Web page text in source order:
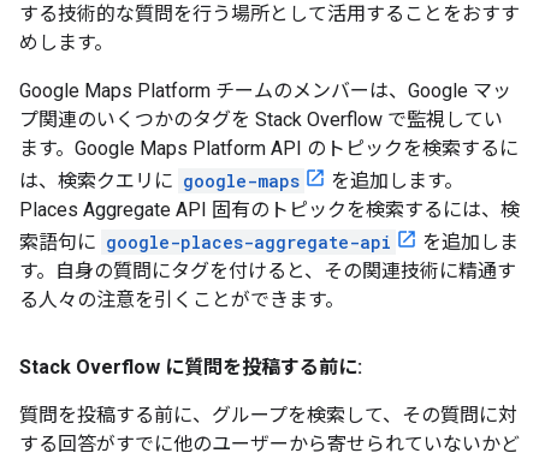
する技術的な質問を行う場所として活用することをおすす
めします。
Google Maps Platform チームのメンバーは、Google マッ
プ関連のいくつかのタグを Stack Overflow で監視してい
ます。Google Maps Platform API のトピックを検索するに
は、検索クエリに google-maps
を追加します。
Places Aggregate API 固有のトピックを検索するには、検
索語句に google-places-aggregate-api
を追加しま
す。自身の質問にタグを付けると、その関連技術に精通す
る人々の注意を引くことができます。
Stack Overflow に質問を投稿する前に:
質問を投稿する前に、グループを検索して、その質問に対
する回答がすでに他のユーザーから寄せられていないかど